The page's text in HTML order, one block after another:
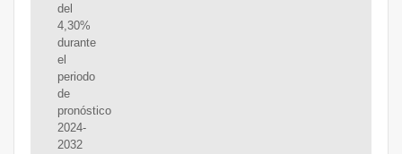
del
4,30%
durante
el
periodo
de
pronóstico
2024-
2032